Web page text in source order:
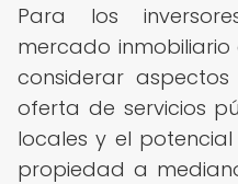
Para los
mercado
considerar
oferta de servicios
locales y el
propiedad a